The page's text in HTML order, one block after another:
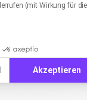
(mit Wirkung für die
Akzeptieren
nur einmal
Syntax
hinzugefügt.
Anzahl der